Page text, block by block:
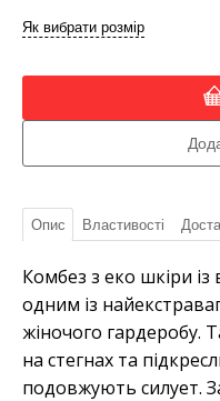
Як вибрати розмір
Опис Властивості
Комбез з еко шкіри
одним із
жіночого гардеробу.
на стегнах та
подовжують силует.